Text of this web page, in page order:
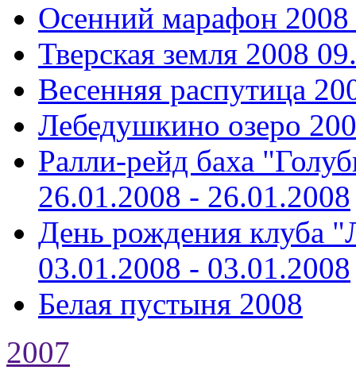
Осенний марафон 2008
Тверская земля 2008
Весенняя распутица
Лебедушкино озеро
Ралли-рейд баха
26.01.2008 - 26.01.2008
День рождения клуба
03.01.2008 - 03.01.2008
Белая пустыня 2008
2007